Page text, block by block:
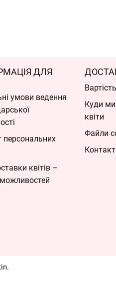
ДЛЯ
умови ведення
персональних
квітів –
Куди
квіти
Файли